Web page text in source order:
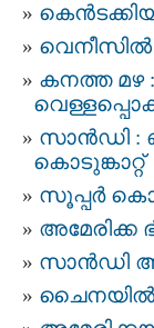
വെനീസില്‍
കനത്ത മഴ
സാൻഡി :
കൊടുങ്കാറ്റ്
സൂപ്പർ
അമേരിക്ക
സാൻഡി
ചൈനയിൽ